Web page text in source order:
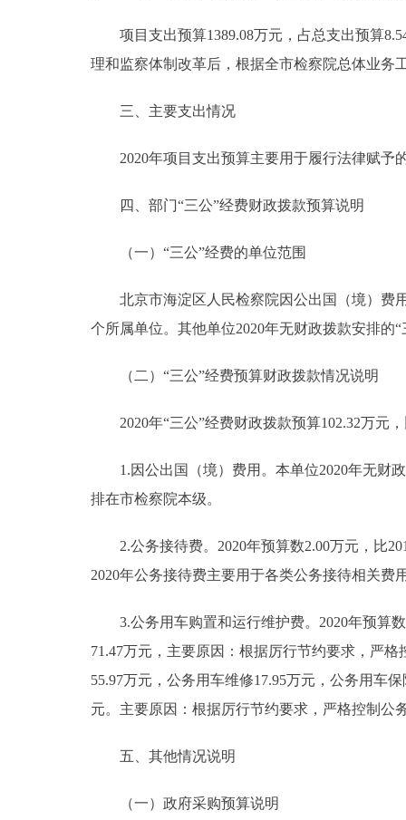
项目支出预算1389.08万元，占总支出预算
理和监察体制改革后，根据全市检察院总体业务
三、主要支出情况
2020年项目支出预算主要用于履行法律赋予
四、部门“三公”经费财政拨款预算说明
（一）“三公”经费的单位范围
北京市海淀区人民检察院因公出国（境）费用
个所属单位。其他单位2020年无财政拨款安排的
（二）“三公”经费预算财政拨款情况说明
2020年“三公”经费财政拨款预算102.32万元，
1.因公出国（境）费用。本单位2020年无财政
排在市检察院本级。
2.公务接待费。2020年预算数2.00万元，比
2020年公务接待费主要用于各类公务接待相关费
3.公务用车购置和运行维护费。2020年预算数
71.47万元，主要原因：根据厉行节约要求，严
55.97万元，公务用车维修17.95万元，公务用车
元。主要原因：根据厉行节约要求，严格控制公
五、其他情况说明
（一）政府采购预算说明